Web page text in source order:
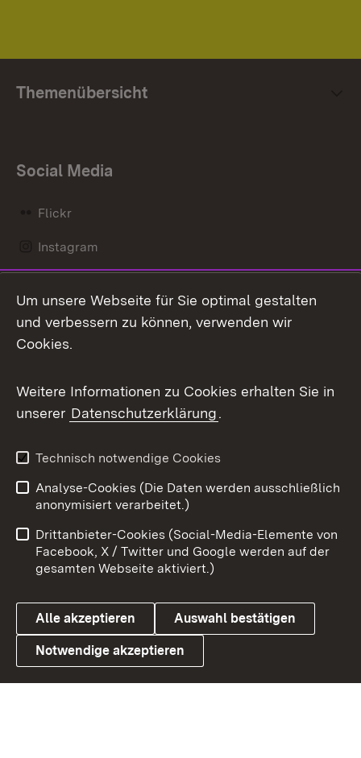
Themenübersicht
Social Media
Flickr
Instagram
Mastodon
Messenger
Social Wall
X / Twitter
Youtube
Link zum Landesportal
Benutzungshinweise
Barrierefreiheit
Datenschutz
Cookies
Um unsere Webseite für Sie optimal gestalten
und verbessern zu können, verwenden wir
Cookies.
Weitere Informationen zu Cookies erhalten Sie in
unserer Datenschutzerklärung.
Technisch notwendige Cookies
Analyse-Cookies (Die Daten werden ausschließlich
anonymisiert verarbeitet.)
Drittanbieter-Cookies (Social-Media-Elemente von
Facebook, X / Twitter und Google werden auf der
gesamten Webseite aktiviert.)
Alle akzeptieren Auswahl bestätigen
Notwendige akzeptieren